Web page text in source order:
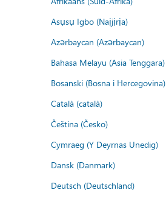
Asụsụ Igbo (Naịjịrịa)
Azərbaycan (Azərbaycan)
Bahasa Melayu (Asia Tenggara)
Bosanski (Bosna i Hercegovina)
Català (català)
Čeština (Česko)
Cymraeg (Y Deyrnas Unedig)
Dansk (Danmark)
Deutsch (Deutschland)